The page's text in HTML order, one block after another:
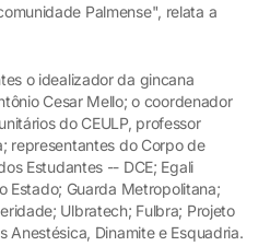
Palmense", relata a
o idealizador da gincana
Cesar Mello; o coordenador
do CEULP, professor
representantes do Corpo de
Estudantes -- DCE; Egali
Estado; Guarda Metropolitana;
Ulbratech; Fulbra; Projeto
Anestésica, Dinamite e Esquadria.